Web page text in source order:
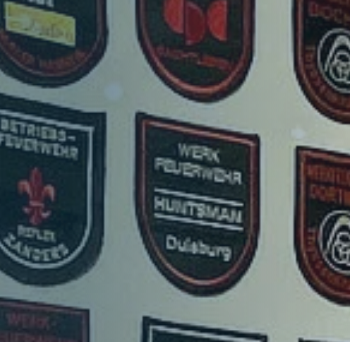
Verband
Struktur
Themenbereiche
Aktuelles
Für Dich
Vorteile
Auszeichnungen und Nachweise
Ausleihen
Projekte & Kampagnen
Hauptnavigation
Service & Kontakt
Unsere Verbundpartner
Downloadbereich
Kontakt & Presse
Veranstaltungen der Feuerwehren